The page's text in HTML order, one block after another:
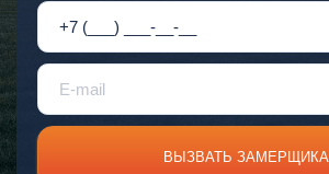
ВЫЗВАТЬ ЗАМЕРЩИКА